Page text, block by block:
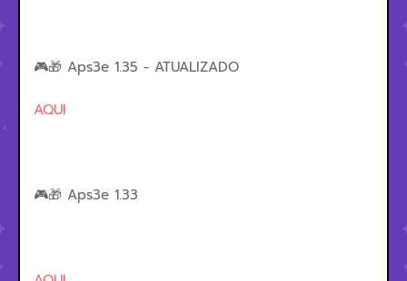
🎮🎁 Aps3e 1.35 - ATUALIZADO
AQUI
🎮🎁 Aps3e 1.33